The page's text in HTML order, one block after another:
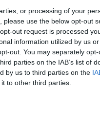
or processing of your
use the below opt-out
out request is processed
information utilized by us
out. You may separately
parties on the IAB’s list of
by us to third parties on the
to other third parties.
del
che hanno
mobile (18
andando in
e le donne
di finestra
lavoro con